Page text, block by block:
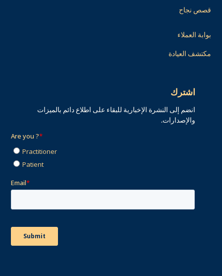
قصص نجاح
بوابة العملاء
مكتشف العيادة
اشترك
انضم إلى النشرة الإخبارية للبقاء على اطلاع دائم بالميزات
والإصدارات.